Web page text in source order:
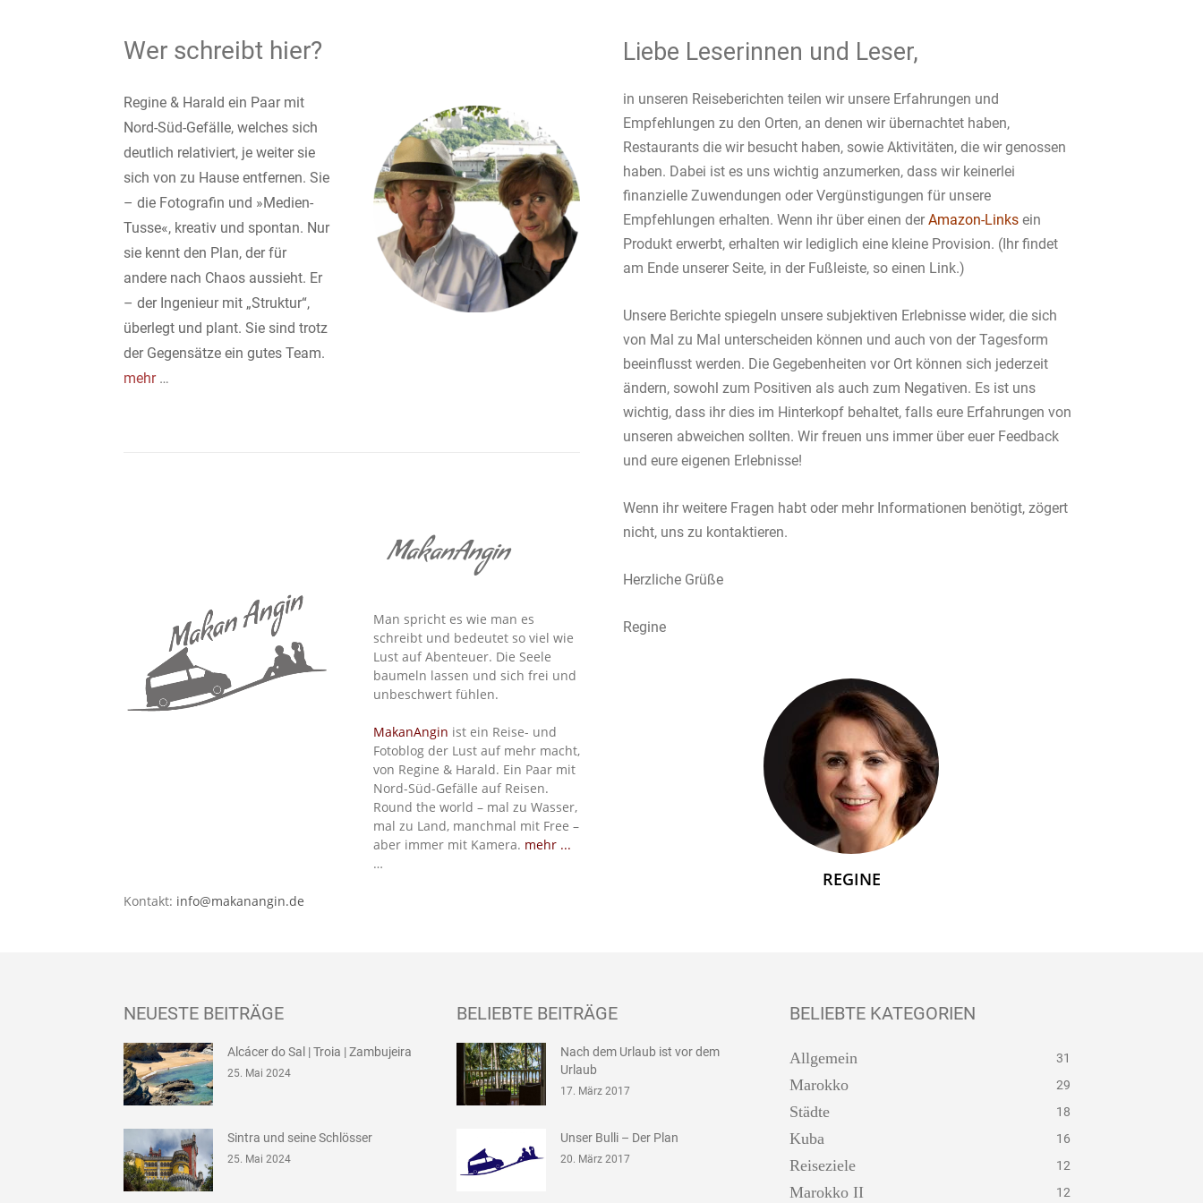
Wer schreibt hier?
Regine & Harald ein Paar mit
Nord-Süd-Gefälle, welches sich
deutlich relativiert, je weiter sie
sich von zu Hause entfernen. Sie
– die Fotografin und »Medien-
Tusse«, kreativ und spontan. Nur
sie kennt den Plan, der für
andere nach Chaos aussieht. Er
– der Ingenieur mit „Struktur“,
überlegt und plant. Sie sind trotz
der Gegensätze ein gutes Team.
mehr …
MakanAngin
Man spricht es wie man es
schreibt und bedeutet so viel wie
Lust auf Abenteuer. Die Seele
baumeln lassen und sich frei und
unbeschwert fühlen.
MakanAngin ist ein Reise- und
Fotoblog der Lust auf mehr macht,
von Regine & Harald. Ein Paar mit
Nord-Süd-Gefälle auf Reisen.
Round the world – mal zu Wasser,
mal zu Land, manchmal mit Free –
aber immer mit Kamera. mehr ...
…
Kontakt: info@makanangin.de
Liebe Leserinnen und Leser,
in unseren Reiseberichten teilen wir unsere Erfahrungen und
Empfehlungen zu den Orten, an denen wir übernachtet haben,
Restaurants die wir besucht haben, sowie Aktivitäten, die wir genossen
haben. Dabei ist es uns wichtig anzumerken, dass wir keinerlei
finanzielle Zuwendungen oder Vergünstigungen für unsere
Empfehlungen erhalten. Wenn ihr über einen der Amazon-Links ein
Produkt erwerbt, erhalten wir lediglich eine kleine Provision. (Ihr findet
am Ende unserer Seite, in der Fußleiste, so einen Link.)
Unsere Berichte spiegeln unsere subjektiven Erlebnisse wider, die sich
von Mal zu Mal unterscheiden können und auch von der Tagesform
beeinflusst werden. Die Gegebenheiten vor Ort können sich jederzeit
ändern, sowohl zum Positiven als auch zum Negativen. Es ist uns
wichtig, dass ihr dies im Hinterkopf behaltet, falls eure Erfahrungen von
unseren abweichen sollten. Wir freuen uns immer über euer Feedback
und eure eigenen Erlebnisse!
Wenn ihr weitere Fragen habt oder mehr Informationen benötigt, zögert
nicht, uns zu kontaktieren.
Herzliche Grüße
Regine
REGINE
NEUESTE BEITRÄGE
Alcácer do Sal | Troia | Zambujeira
25. Mai 2024
Sintra und seine Schlösser
25. Mai 2024
BELIEBTE BEITRÄGE
Nach dem Urlaub ist vor dem
Urlaub
17. März 2017
Unser Bulli – Der Plan
20. März 2017
BELIEBTE KATEGORIEN
Allgemein 31
Marokko 29
Städte 18
Kuba 16
Reiseziele 12
Marokko II 12